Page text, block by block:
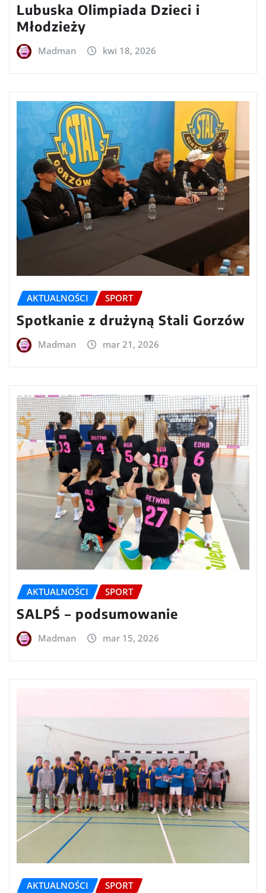
Lubuska Olimpiada Dzieci i
Młodzieży
Madman kwi 18, 2026
AKTUALNOŚCI SPORT
Spotkanie z drużyną Stali Gorzów
Madman mar 21, 2026
AKTUALNOŚCI SPORT
SALPŚ – podsumowanie
Madman mar 15, 2026
AKTUALNOŚCI SPORT